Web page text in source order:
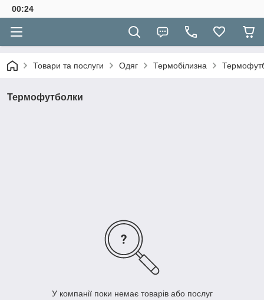
00:24
Товари та послуги Одяг Термобілизна
Термофутболки
У компанії поки немає товарів або послуг